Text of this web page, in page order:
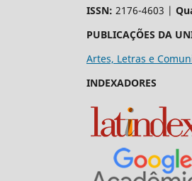
ISSN: 2176-4603 |
PUBLICAÇÕES DA
Artes, Letras e
INDEXADORES